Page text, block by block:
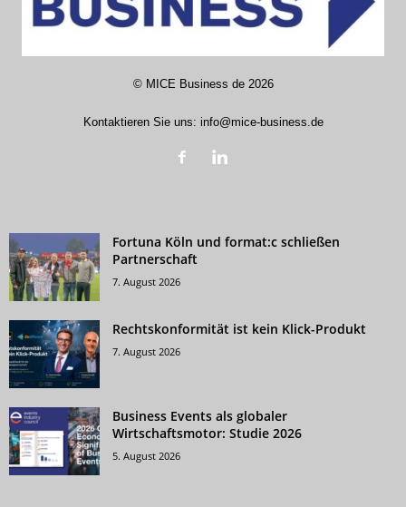
© MICE Business de2026
Kontaktieren Sie uns: info@mice-business.de
Fortuna Köln und format:c schließen
Partnerschaft
7. August 2026
Rechtskonformität ist kein Klick-Produkt
7. August 2026
Business Events als globaler
Wirtschaftsmotor: Studie 2026
5. August 2026